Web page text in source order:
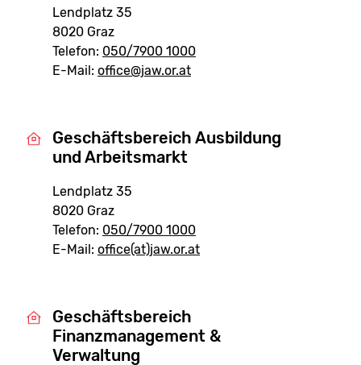
Lendplatz 35
8020 Graz
Telefon: 050/7900 1000
E-Mail: office@jaw.or.at
Geschäftsbereich Ausbildung
und Arbeitsmarkt
Lendplatz 35
8020 Graz
Telefon: 050/7900 1000
E-Mail: office(at)jaw.or.at
Geschäftsbereich
Finanzmanagement &
Verwaltung